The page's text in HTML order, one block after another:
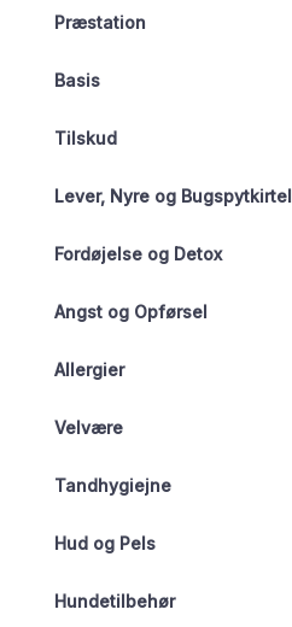
Præstation
Basis
Tilskud
Lever, Nyre og Bugspytkirtel
Fordøjelse og Detox
Angst og Opførsel
Allergier
Velvære
Tandhygiejne
Hud og Pels
Hundetilbehør